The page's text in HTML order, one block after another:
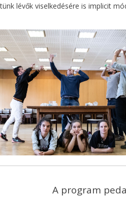
lévők viselkedésére is implicit
A program